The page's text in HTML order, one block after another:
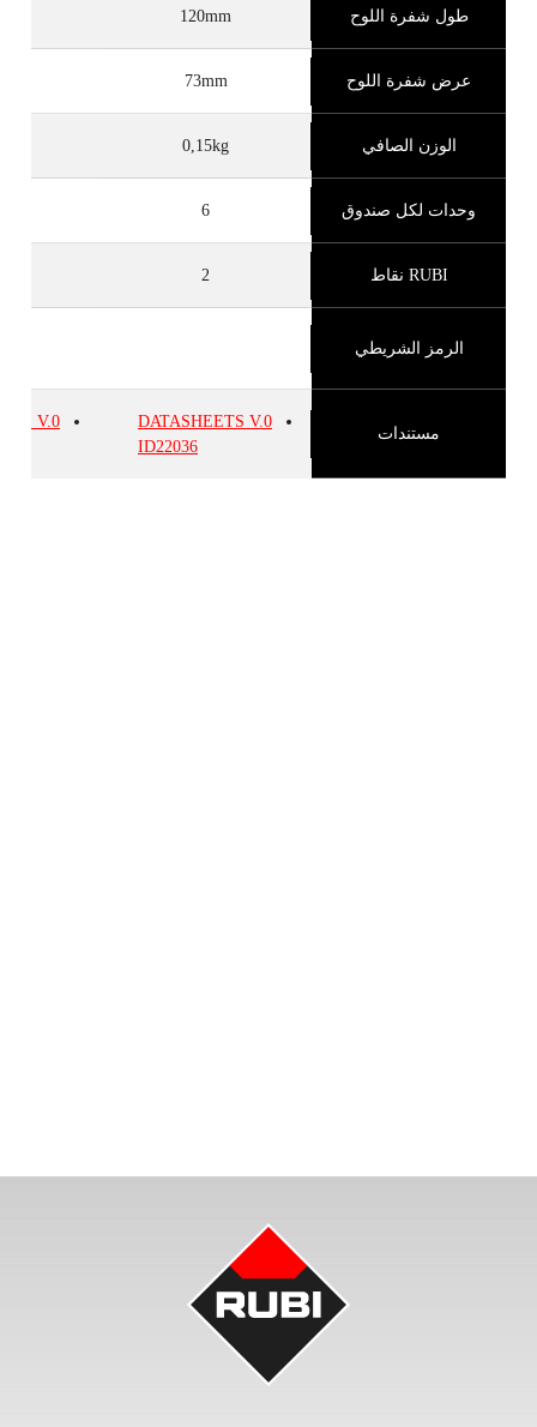
طول شفرة اللوح 120mm
عرض شفرة اللوح 73mm
الوزن الصافي 0,15kg
وحدات لكل صندوق 6
RUBI نقاط 2
الرمز الشريطي
مستندات
DATASHEETS V.0
ID22036
V.0